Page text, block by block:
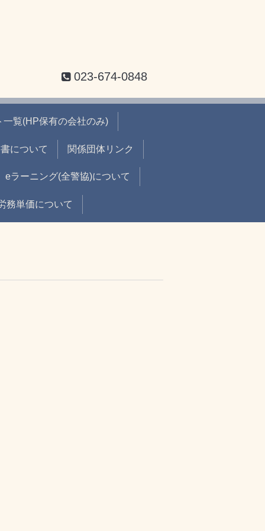
023-674-0848
覧(HP保有の会社のみ)
について 関係団体リンク
eラーニング(全警協)について
務単価について